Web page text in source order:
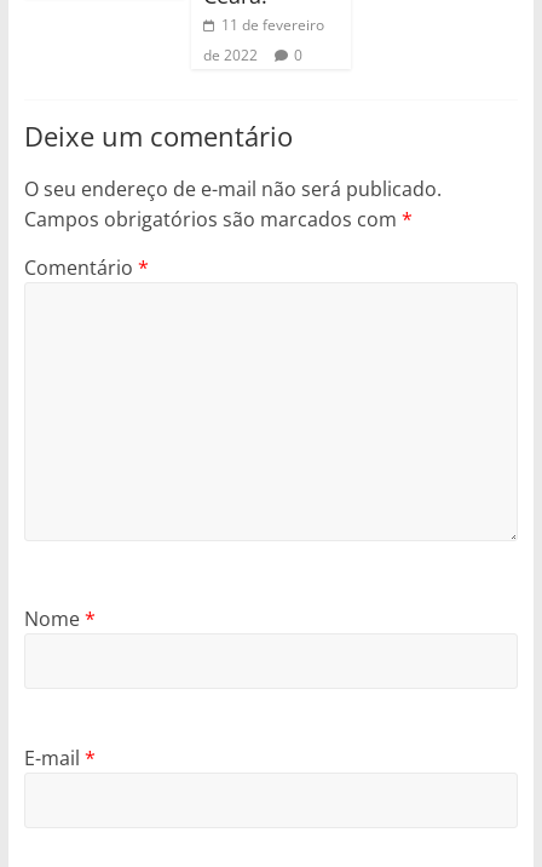
11 de fevereiro
de 2022
0
Deixe um comentário
O seu endereço de e-mail não será publicado.
Campos obrigatórios são marcados com *
Comentário *
Nome*
E-mail *